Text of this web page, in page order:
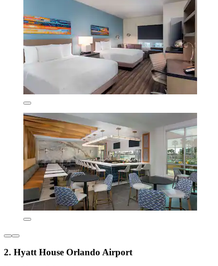
2. Hyatt House Orlando Airport